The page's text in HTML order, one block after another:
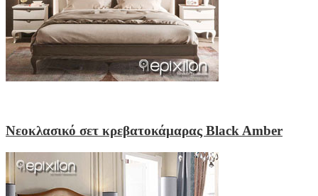
Νεοκλασικό σετ κρεβατοκάμαρας Black Amber